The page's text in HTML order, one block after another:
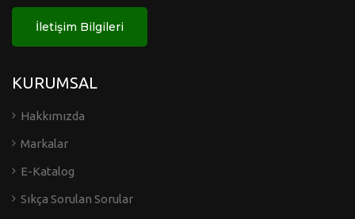
İletişim Bilgileri
KURUMSAL
Hakkımızda
Markalar
E-Katalog
Sıkça Sorulan Sorular